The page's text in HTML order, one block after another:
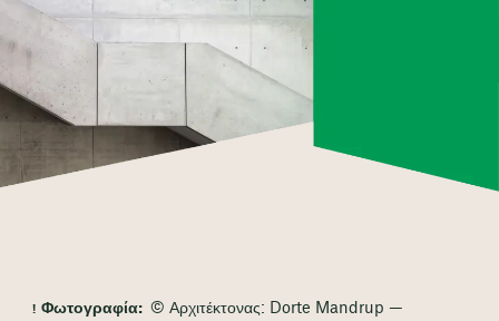
Φωτογραφία: © Αρχιτέκτονας: Dorte Mandrup —